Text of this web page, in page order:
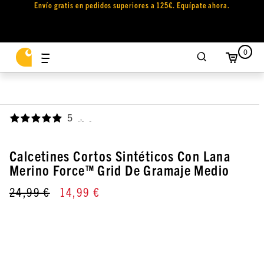
Envío gratis en pedidos superiores a 125€. Equípate ahora.
0
5 ,
Calcetines Cortos Sintéticos Con Lana
Merino Force™ Grid De Gramaje Medio
24,99 € 14,99 €